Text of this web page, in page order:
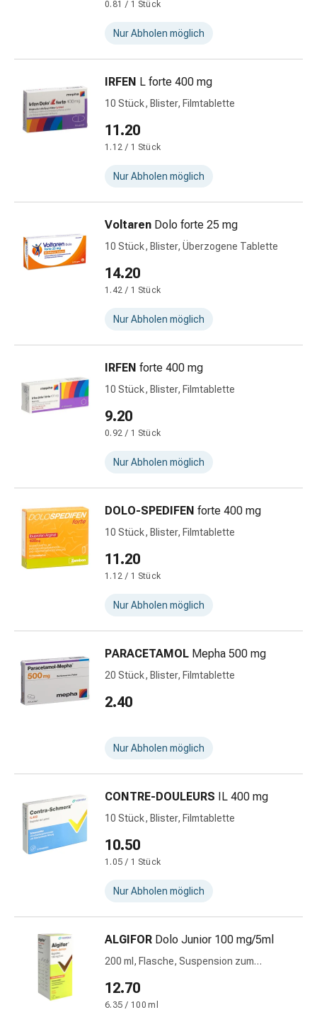
Hautausschlag
Bachblütentherapie
Gemmotherapie
Homöopathie
Pflanzenheilkunde
&
Kräutermedizin
Niere
&
Harnwegsbeschwerden
Prostata
und
Blasenbeschwerden
Schmerzen
Kopfschmerzen
Migräne
Muskel-
Kälte
&
Alternativtherapie
Schmerztherapie
Stress,
Schlaf
&
Beruhigung
Beruhigungsmittel
Schnarchen
Atemwege
Nasenmittel
Atemwegsbeschwerden
Infektionen
Windpocken
Stoffwechsel
Immunsuppressivum
Insektenschutz
Zecken
Mückenschutz
Wurmmittel
0.81 / 1 Stück
Nur Abholen möglich
IRFEN L forte 400 mg
10 Stück, Blister, Filmtablette
11.20
1.12 / 1 Stück
Nur Abholen möglich
Voltaren Dolo forte 25 mg
10 Stück, Blister, Überzogene Tablette
14.20
1.42 / 1 Stück
Nur Abholen möglich
IRFEN forte 400 mg
10 Stück, Blister, Filmtablette
9.20
0.92 / 1 Stück
Nur Abholen möglich
DOLO-SPEDIFEN forte 400 mg
10 Stück, Blister, Filmtablette
11.20
1.12 / 1 Stück
Nur Abholen möglich
PARACETAMOL Mepha 500 mg
20 Stück, Blister, Filmtablette
2.40
Nur Abholen möglich
CONTRE-DOULEURS IL 400 mg
10 Stück, Blister, Filmtablette
10.50
1.05 / 1 Stück
Nur Abholen möglich
ALGIFOR Dolo Junior 100 mg/5ml
200 ml, Flasche, Suspension zum
12.70
6.35 / 100 ml